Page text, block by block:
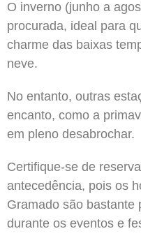
O inverno (junho a
procurada, ideal para
charme das baixas
neve.
No entanto, outras
encanto, como a
em pleno desabrochar.
Certifique-se de
antecedência, pois os
Gramado são bastante
durante os eventos e